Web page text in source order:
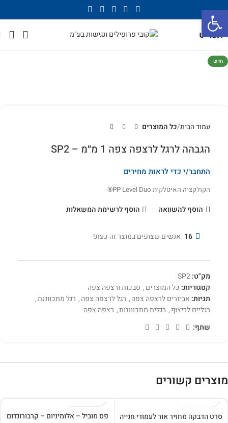
תפריט
חדש
עמוד הבית כל המוצרים
הגבהה לרגל לרצפה צפה 1 מ״מ – SP2
התחבר/י כדי לראות מחירים
הקולקציה האיטלקית PP Level Duo®
הוסף להשוואה הוסף לרשימת המשאלות
16 אנשים שצופים במוצר זה כעת!
מק"ט:SP2
קטגוריות: כל המוצרים, סבכות ורצפה צפה
תגיות: אביזרים לרצפה צפה, רגל לרצפה צפה, רגל מתכווננת,
רגליים לריצוף, רגלית מתכווננות, רצפה צפה
שתף:
מוצרים קשורים
סרט הדבקה מחזיר אור לעמודי חנייה
פס מוביל – אלומיניום – קרבורונדום
פתח סרגל נגישות